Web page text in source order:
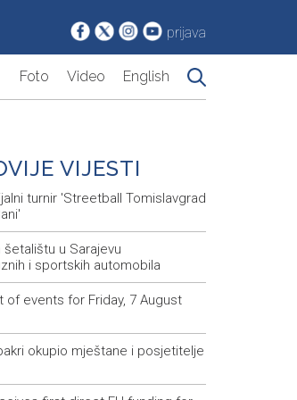
prijava
Foto Video English
VIJESTI
turnir 'Streetball Tomislavgrad
šetalištu u Sarajevu
i sportskih automobila
of events for Friday, 7 August
okupio mještane i posjetitelje